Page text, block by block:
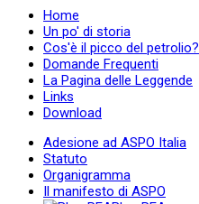
Home
Un po' di storia
Cos'è il picco del petrolio?
Domande Frequenti
La Pagina delle Leggende
Links
Download
Adesione ad ASPO Italia
Statuto
Organigramma
Il manifesto di ASPO